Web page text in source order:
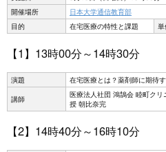
開催場所
日本大学通信教育部
目的
在宅医療の特性と課題
【1】13時00分～14時30分
演題
在宅医療とは？薬剤師に期待
講師
医療法人社団 鴻鵠会 睦町ク
授 朝比奈完
【2】14時40分～16時10分